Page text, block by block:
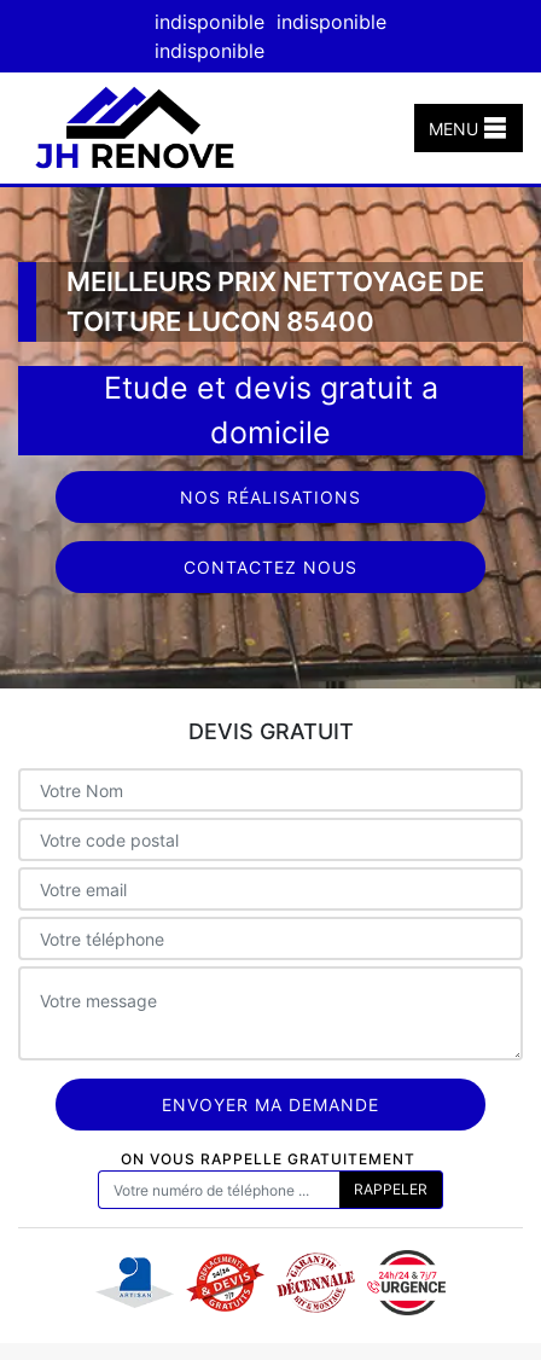
indisponible indisponible
indisponible
MENU
MEILLEURS PRIX NETTOYAGE DE
TOITURE LUCON 85400
Etude et devis gratuit a
domicile
NOS RÉALISATIONS
CONTACTEZ NOUS
DEVIS GRATUIT
ON VOUS RAPPELLE GRATUITEMENT